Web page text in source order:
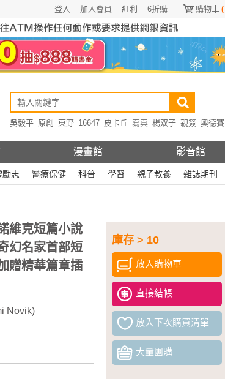
購物車 (
6折購
紅利
加入會員
登入
吳毅平 原創 東野 16647 皮卡丘 寫真 楊双子 親簽 奧德賽
漫畫館 影音館
勵志 醫療保健 科普 學習 親子教養 雜誌期刊
庫存 > 10
放入購物車
直接結帳
放入下次購買清單
大量團購
維克短篇小說
幻名家首部短
贈精華篇章插
Novik)